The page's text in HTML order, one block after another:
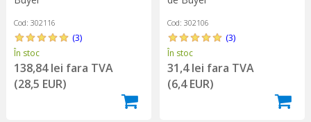
Cod: 302116
(3)
În stoc
138,84 lei fara TVA
(28,5 EUR)
Cod: 302106
(3)
În stoc
31,4 lei fara TVA
(6,4 EUR)